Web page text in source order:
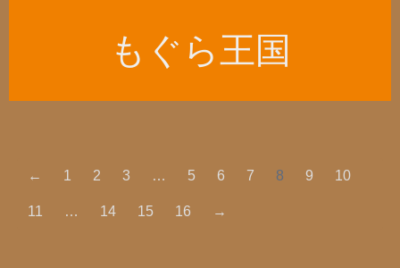
もぐら王国
← 1 2 3 … 5 6 7 8 9 10
11 … 14 15 16 →